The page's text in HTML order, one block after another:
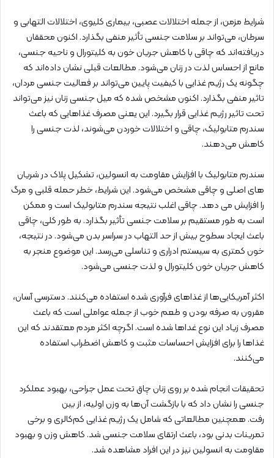
شرایط مزمن، از جمله اختلالات عصبی، بیماری کلیوی، اختلالات التهابی و
سرطان، می‌تواند بر سلامت جنسی تأثیر منفی بگذارد. اکنون محققان
دریافته‌اند که چاقی با کاهش جریان خون به کلیتورال و ناحیه جنسی،
مانع از احساس لذت در زنان می‌شود. مطالعات قبلی نشان داده‌اند که
چگونه یک رژیم غذایی با کیفیت پایین می‌تواند بر فعالیت جنسی مردان،
تاثیر منفی بگذارد. اکنون مشخص شده که میل جنسی زنان نیز می‌تواند
تحت تاثیر رژیم غذایی قرار بگیرد. این یعنی مصرف غذاهایی که باعث
سندرم متابولیک، چاقی و اختلالات خوردن می‌شوند،‌ لذت جنسی را
کاهش می‌دهند.
سندرم متابولیک با افزایش مقاومت به انسولین، تشکیل پلاک در شریان
های اصلی و چاقی مشخص می‌شود. این شرایط، خطر حمله قلبی و مرگ
را افزایش می دهد. چاقی اغلب نتیجه سندرم متابولیک است و ممکن
است به طور مستقیم بر سلامت جنسی تأثیر بگذارد. به طور کلی، چاقی
باعث ایجاد سطوح بیش از حد التهاب در سراسر بدن می‌شود. در نتیجه،
خون کمتری به سیستم ادراری و تناسلی می‌رسد. این موضوع منجر به
کاهش جریان خون کلیتورال و لذت جنسی می‌شود.
اکثر آمریکایی‌ها از غذاهای فرآوری شده استفاده می‌کنند. دسترسی آسان،‌
مقرون به صرفه بودن و طعم خوب از جمله عواملی است که باعث
مصرف زیاد این نوع غداها شده است. اگرچه اکثر مردم معتقدند که این
غذاها را برای افزایش احساسات مثبت و کاهش اضطراب استفاده
می‌کنند.
تحقیقات انجام شده بر روی زنان چاق تحت عمل جراحی، بهبود عملکرد
جنسی را نشان داد که با بازگشت آن‌ها به وزن اولیه، از بین
رفت. همچنین مطالعاتی که شامل یک رژیم غذایی کم‌کالری و برخی
تمرینات بدنی بود، باعث ارتقای سلامت جنسی شد. کاهش وزن و بهبود
مقاومت به انسولین نیز در این افراد مشاهده شد.